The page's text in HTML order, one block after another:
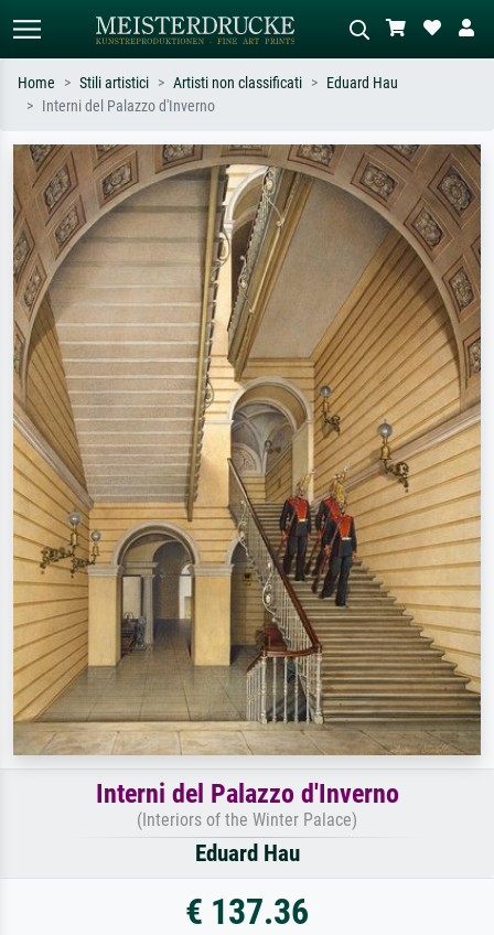
Cerca per artista, titolo o stile – es.
Monet, Notte stellata,
Impressionismo, onda di Hokusai,
nudo.
Descrivi la scena – es. prato verde,
astratto con molto rosso, dipinto a
olio scuro, nudo in piedi vicino a un
albero.
Home Stili artistici Artisti non classificati
Eduard Hau
Interni del Palazzo d'Inverno
Interni del Palazzo d'Inverno
(Interiors of the Winter Palace)
Eduard Hau
€ 137.36